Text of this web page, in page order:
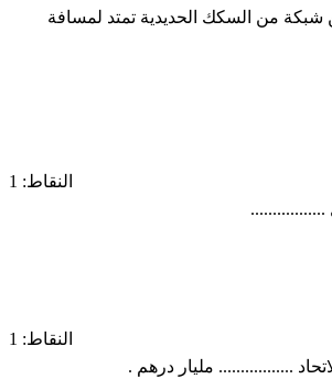
شبكة من السكك الحديدية تمتد لمسافة
النقاط: 1
.................
النقاط: 1
................. مليار درهم .